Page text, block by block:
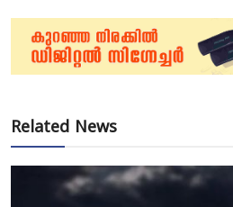
Related News